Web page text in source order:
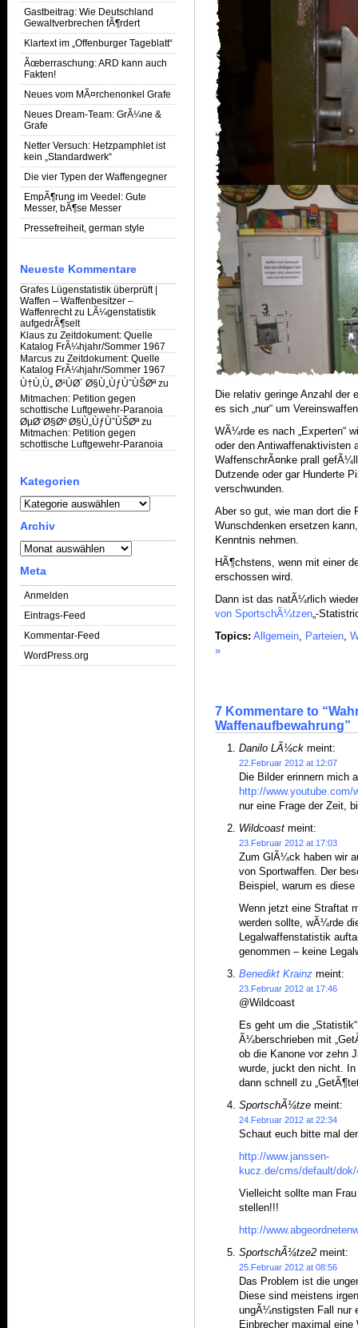
Gastbeitrag: Wie Deutschland
Gewaltverbrechen fÃ¶rdert
Klartext im „Offenburger Tageblatt“
Ãœberraschung: ARD kann auch
Fakten!
Neues vom MÃ¤rchenonkel Grafe
Neues Dream-Team: GrÃ¼ne &
Grafe
Netter Versuch: Hetzpamphlet ist
kein „Standardwerk“
Die vier Typen der Waffengegner
EmpÃ¶rung im Veedel: Gute
Messer, bÃ¶se Messer
Pressefreiheit, german style
Neueste Kommentare
Grafes Lügenstatistik überprüft |
Waffen – Waffenbesitzer –
Waffenrechtzu LÃ¼genstatistik
aufgedrÃ¶selt
Klaus zu Zeitdokument: Quelle
Katalog FrÃ¼hjahr/Sommer 1967
Marcus zu Zeitdokument: Quelle
Katalog FrÃ¼hjahr/Sommer 1967
Ù†Ù‚Ù„ Ø¹ÙØ´ Ø§Ù„ÙƒÙˆÙŠØªzu
Mitmachen: Petition gegen
schottische Luftgewehr-Paranoia
ØµØ¨Ø§Øº Ø§Ù„ÙƒÙˆÙŠØªzu
Mitmachen: Petition gegen
schottische Luftgewehr-Paranoia
Kategorien
Kategorien
Archiv
Archiv
Meta
Anmelden
Eintrags-Feed
Kommentar-Feed
WordPress.org
Die relativ geringe Anzahl der
es sich „nur“ um
WÃ¼rde es nach „Experten“
oder den Antiwaffenaktivisten
WaffenschrÃ¤nke prall
Dutzende oder gar Hunderte
verschwunden.
Aber so gut, wie man dort die
Wunschdenken ersetzen
Kenntnis nehmen.
HÃ¶chstens, wenn mit einer
erschossen wird.
Dann ist das natÃ¼rlich
von SportschÃ¼tzen„-
Topics: Allgemein, Parteien,
»
7 Kommentare to
Waffenaufbewahrung”
Danilo LÃ¼ck meint:
22.Februar 2012 at 12:07
Die Bilder erinnern mich
http://www.youtube.com/
nur eine Frage der Zeit,
Wildcoast meint:
23.Februar 2012 at 17:03
Zum GlÃ¼ck haben wir
von Sportwaffen. Der
Beispiel, warum es
Wenn jetzt eine Straftat
werden sollte, wÃ¼rde
Legalwaffenstatistik
genommen – keine
Benedikt Krainz meint:
23.Februar 2012 at 17:46
@Wildcoast
Es geht um die
Ã¼berschrieben mit
ob die Kanone vor zehn
wurde, juckt den nicht.
dann schnell zu
SportschÃ¼tze meint:
24.Februar 2012 at 22:34
Schaut euch bitte mal
http://www.janssen-
kucz.de/cms/default/
Vielleicht sollte man
stellen!!!
http://
SportschÃ¼tze2 meint:
25.Februar 2012 at 08:56
Das Problem ist die
Diese sind meistens
ungÃ¼nstigsten Fall nur
Einbrecher maximal